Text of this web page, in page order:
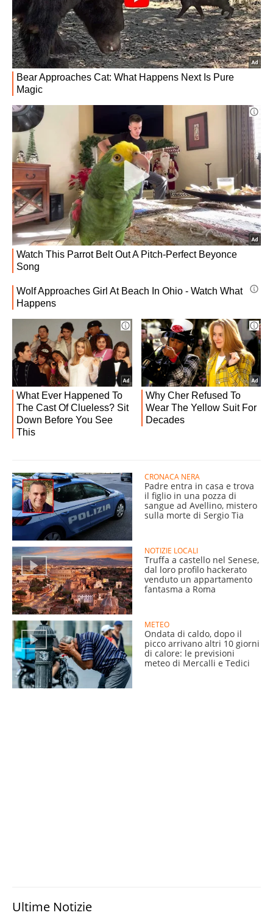
CRONACA NERA
Padre entra in casa e trova
il figlio in una pozza di
sangue ad Avellino, mistero
sulla morte di Sergio Tia
NOTIZIE LOCALI
Truffa a castello nel Senese,
dal loro profilo hackerato
venduto un appartamento
fantasma a Roma
METEO
Ondata di caldo, dopo il
picco arrivano altri 10 giorni
di calore: le previsioni
meteo di Mercalli e Tedici
Ultime Notizie